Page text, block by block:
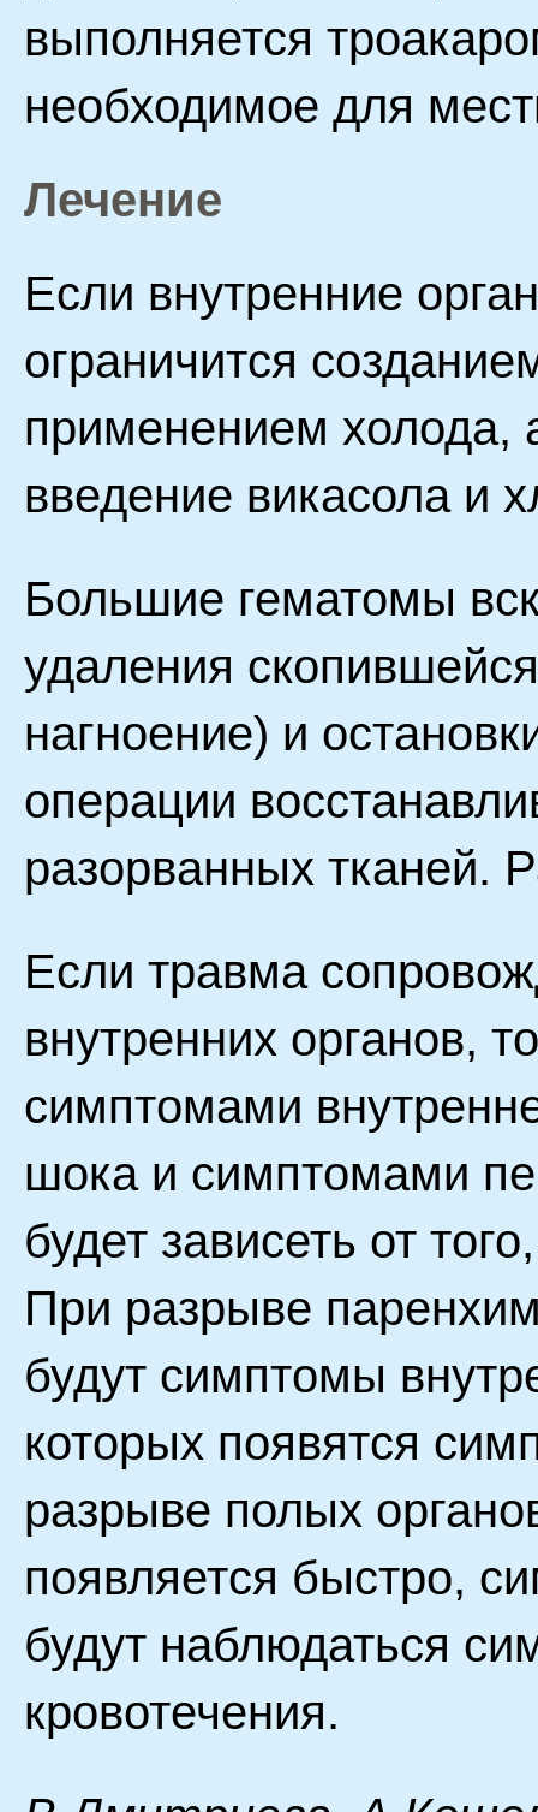
выполняется
необходимое для
Лечение
Если внутренние
ограничится
применением холода,
введение викасола и
Большие гематомы
удаления
нагноение) и
операции
разорванных тканей.
Если травма
внутренних органов,
симптомами
шока и симптомами
будет зависеть от
При разрыве
будут симптомы
которых появятся
разрыве полых
появляется быстро,
будут наблюдаться
кровотечения.